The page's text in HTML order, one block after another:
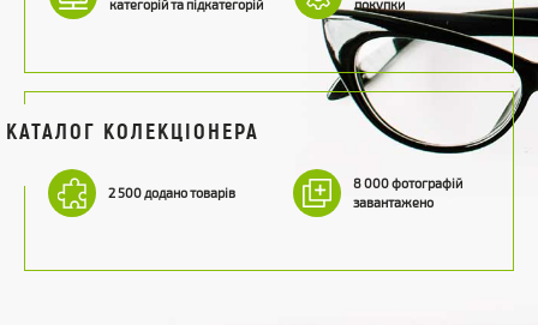
категорій та підкатегорій
покупки
КАТАЛОГ КОЛЕКЦІОНЕРА
2 500 додано товарів
8 000 фотографій
завантажено